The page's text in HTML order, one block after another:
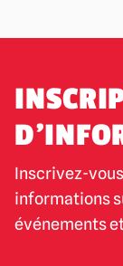
Inscrivez-
informations
événements